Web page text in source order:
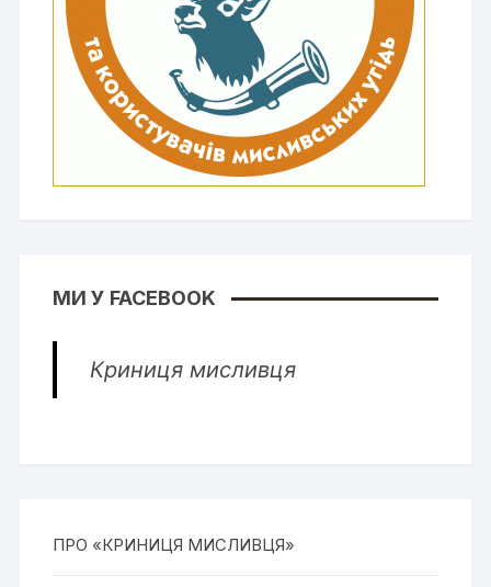
МИ У FACEBOOK
Криниця мисливця
ПРО «КРИНИЦЯ МИСЛИВЦЯ»